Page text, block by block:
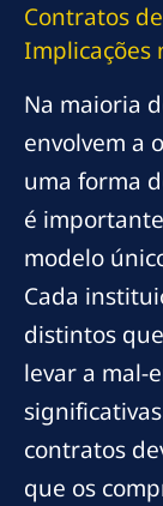
Contratos
Implicações
Na maioria
envolvem a
uma forma
é
modelo
Cada
distintos
levar a mal-
contratos
que os